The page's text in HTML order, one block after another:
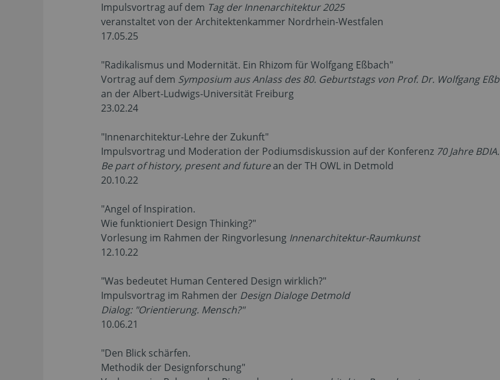
Impulsvortrag auf dem Tag der Innenarchitektur 2025
veranstaltet von der Architektenkammer Nordrhein-Westfalen
17.05.25
"Radikalismus und Modernität. Ein Rhizom für Wolfgang Eßbach"
Vortrag auf dem Symposium aus Anlass des 80. Geburtstags von Prof. Dr. Wolfgang
an der Albert-Ludwigs-Universität Freiburg
23.02.24
"Innenarchitektur-Lehre der Zukunft"
Impulsvortrag und Moderation der Podiumsdiskussion auf der Konferenz 70 Jahre BDIA.
Be part of history, present and futurean der TH OWL in Detmold
20.10.22
"Angel of Inspiration.
Wie funktioniert Design Thinking?"
Vorlesung im Rahmen der Ringvorlesung Innenarchitektur-Raumkunst
12.10.22
"Was bedeutet Human Centered Design wirklich?"
Impulsvortrag im Rahmen der Design Dialoge Detmold
Dialog: "Orientierung. Mensch?"
10.06.21
"Den Blick schärfen.
Methodik der Designforschung"